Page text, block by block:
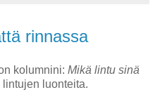
rinnassa
kolumnini: Mikä lintu sinä
luonteita.